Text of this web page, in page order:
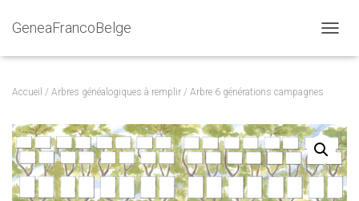
GeneaFrancoBelge
Accueil / Arbres généalogiques à remplir / Arbre 6 générations campagnes